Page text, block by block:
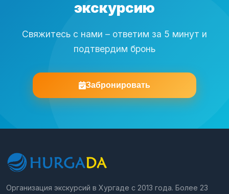
экскурсию
Свяжитесь с нами – ответим за 5 минут и
подтвердим бронь
Забронировать
Организация экскурсий в Хургаде с 2013 года. Более 23